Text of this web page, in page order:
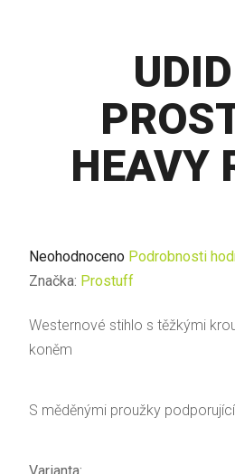
HEAVY
Průměrné
hodnocení
je
0,0
5
Neohodnoceno Podrobnosti
Značka: Prostuff
Westernové stihlo s těžkými
koněm
S měděnými proužky